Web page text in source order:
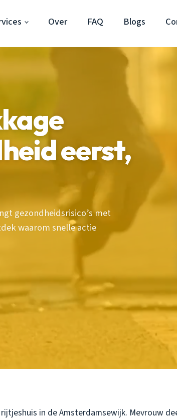
Over FAQ Blogs
eerst,
gezondheidsrisico’s met
waarom snelle actie
in de Amsterdamsewijk. Mevrouw